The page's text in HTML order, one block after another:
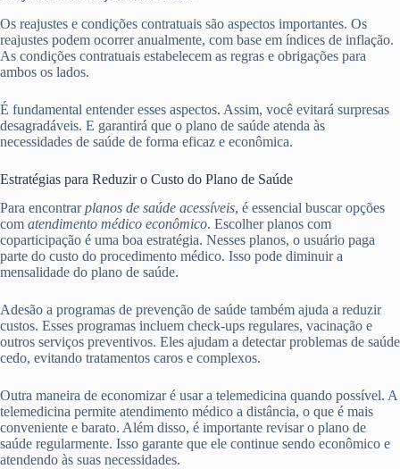
Os reajustes e condições contratuais são aspectos importantes. Os
reajustes podem ocorrer anualmente, com base em índices de inflação.
As condições contratuais estabelecem as regras e obrigações para
ambos os lados.
É fundamental entender esses aspectos. Assim, você evitará surpresas
desagradáveis. E garantirá que o plano de saúde atenda às
necessidades de saúde de forma eficaz e econômica.
Estratégias para Reduzir o Custo do Plano de Saúde
Para encontrarplanos de saúde acessíveis, é essencial buscar opções
com atendimento médico econômico. Escolher planos com
coparticipação é uma boa estratégia. Nesses planos, o usuário paga
parte do custo do procedimento médico. Isso pode diminuir a
mensalidade do plano de saúde.
Adesão a programas de prevenção de saúde também ajuda a reduzir
custos. Esses programas incluem check-ups regulares, vacinação e
outros serviços preventivos. Eles ajudam a detectar problemas de saúde
cedo, evitando tratamentos caros e complexos.
Outra maneira de economizar é usar a telemedicina quando possível. A
telemedicina permite atendimento médico a distância, o que é mais
conveniente e barato. Além disso, é importante revisar o plano de
saúde regularmente. Isso garante que ele continue sendo econômico e
atendendo às suas necessidades.